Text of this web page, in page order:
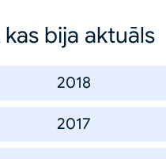
bija aktuāls
2018
2017